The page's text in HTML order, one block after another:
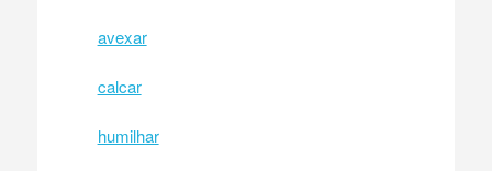
avexar
calcar
humilhar